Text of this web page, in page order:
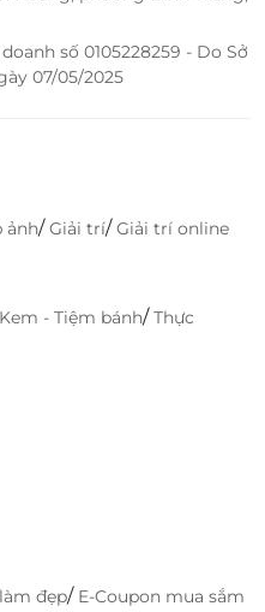
ngoạn ấy đã thấm mệt,
hương vị độc đáo,
số 0105228259 - Do Sở
07/05/2025
ảnh/Giải trí/Giải trí online
Kem - Tiệm bánh/Thực
đẹp/ E-Coupon mua sắm